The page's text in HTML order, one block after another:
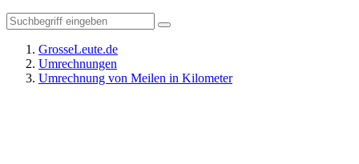
GrosseLeute.de
Umrechnungen
Umrechnung von Meilen in Kilometer